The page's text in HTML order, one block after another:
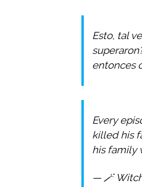
Esto, tal
entonces
Every
killed his
his family
— 🪄